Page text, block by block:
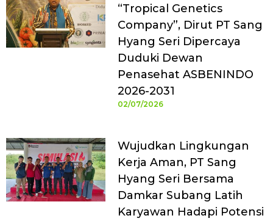
“Tropical Genetics
Company”, Dirut PT Sang
Hyang Seri Dipercaya
Duduki Dewan
Penasehat ASBENINDO
2026-2031
02/07/2026
Wujudkan Lingkungan
Kerja Aman, PT Sang
Hyang Seri Bersama
Damkar Subang Latih
Karyawan Hadapi Potensi